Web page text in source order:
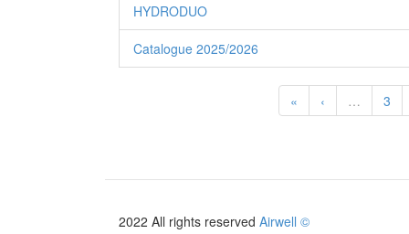
HYDRODUO
Catalogue 2025/2026
« ‹ … 3
2022 All rights reserved Airwell ©